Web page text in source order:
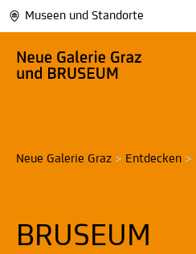
Museen und Standorte
Neue Galerie Graz > Entdecken >
BRUSEUM